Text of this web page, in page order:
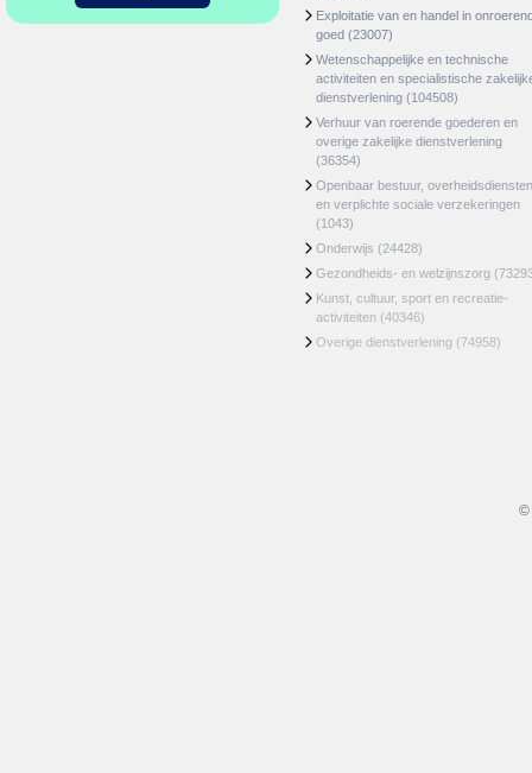
Exploitatie van en handel in
goed (23007)
Wetenschappelijke en technische
activiteiten en specialistische
dienstverlening (104508)
Verhuur van roerende goederen en
overige zakelijke dienstverlening
(36354)
Openbaar bestuur, overheidsdiensten
en verplichte sociale verzekeringen
(1043)
Onderwijs (24428)
Gezondheids- en welzijnszorg
Kunst, cultuur, sport en recreatie-
activiteiten (40346)
Overige dienstverlening (74958)
©